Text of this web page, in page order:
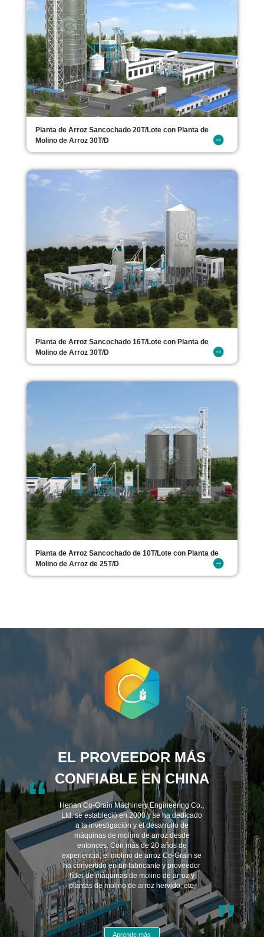
Planta de Arroz Sancochado 20T/Lote con Planta de
Molino de Arroz 30T/D
Planta de Arroz Sancochado 16T/Lote con Planta de
Molino de Arroz 30T/D
Planta de Arroz Sancochado de 10T/Lote con Planta de
Molino de Arroz de 25T/D
EL PROVEEDOR MÁS
CONFIABLE EN CHINA
“
Henan Co-Grain Machinery Engineering Co.,
Ltd. se estableció en 2000 y se ha dedicado
a la investigación y el desarrollo de
máquinas de molino de arroz desde
entonces. Con más de 20 años de
experiencia, el molino de arroz Co-Grain se
ha convertido en un fabricante y proveedor
líder de máquinas de molino de arroz y
plantas de molino de arroz hervido, etc.
”
Aprende más